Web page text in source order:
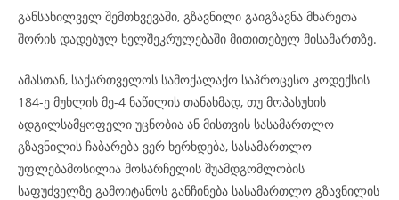
განსახილველ შემთხვევაში, გზავნილი გაიგზავნა მხარეთა
შორის დადებულ ხელშეკრულებაში მითითებულ მისამართზე.
ამასთან, საქართველოს სამოქალაქო საპროცესო კოდექსის
184-ე მუხლის მე-4 ნაწილის თანახმად, თუ მოპასუხის
ადგილსამყოფელი უცნობია ან მისთვის სასამართლო
გზავნილის ჩაბარება ვერ ხერხდება, სასამართლო
უფლებამოსილია მოსარჩელის შუამდგომლობის
საფუძველზე გამოიტანოს განჩინება სასამართლო გზავნილის